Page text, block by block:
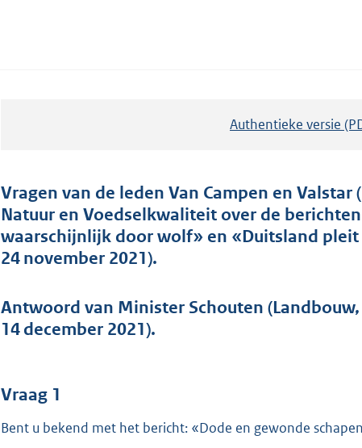
Authentieke versie
Vragen van de leden Van Campen en
Natuur en Voedselkwaliteit over de
waarschijnlijk door wolf» en «Duitsland
24 november 2021).
Antwoord van Minister Schouten
14 december 2021).
Vraag 1
Bent u bekend met het bericht: «Dode en gewonde